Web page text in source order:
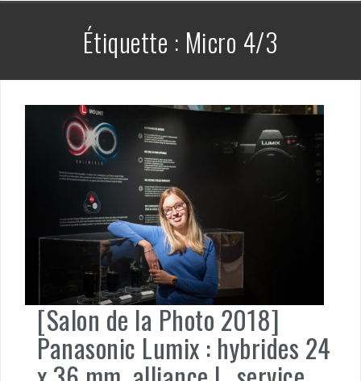
Étiquette : Micro 4/3
[Salon de la Photo 2018]
Panasonic Lumix : hybrides 24